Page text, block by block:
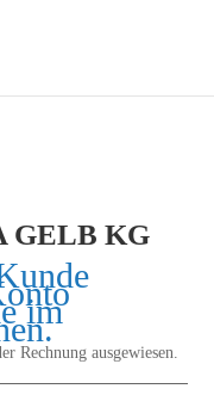
GELB KG
im
Rechnung ausgewiesen.